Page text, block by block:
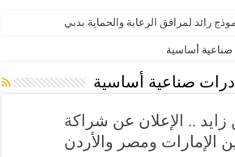
رائد لمرافق الرعاية والحماية بدبي
أساسية
صناعية أساسية
.. الإعلان عن شراكة
الإمارات ومصر والأردن